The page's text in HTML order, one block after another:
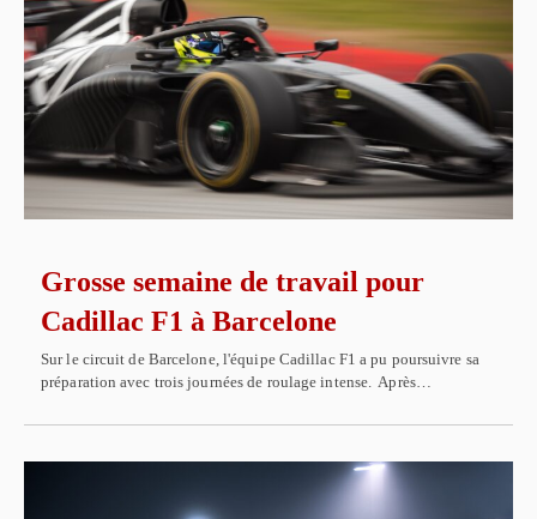
Grosse semaine de travail pour
Cadillac F1 à Barcelone
Sur le circuit de Barcelone, l'équipe Cadillac F1 a pu poursuivre sa
préparation avec trois journées de roulage intense. Après…